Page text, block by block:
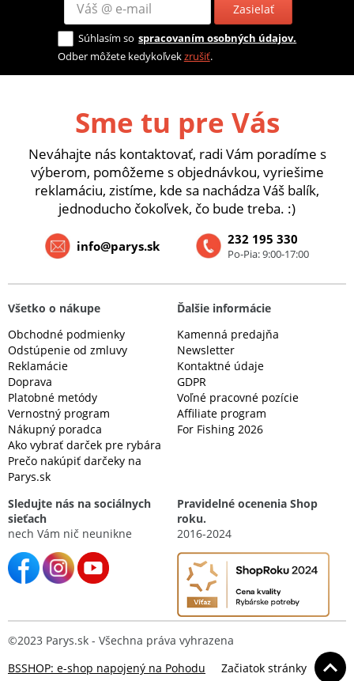
Zasielať
Súhlasím so spracovaním osobných údajov.
Odber môžete kedykoľvekzrušiť.
Sme tu pre Vás
Neváhajte nás kontaktovať, radi Vám poradíme s
výberom, pomôžeme s objednávkou, vyriešime
reklamáciu, zistíme, kde sa nachádza Váš balík,
jednoducho čokoľvek, čo bude treba. :)
232 195 330
Po-Pia: 9:00-17:00
info@parys.sk
Všetko o nákupe
Obchodné podmienky
Odstúpenie od zmluvy
Reklamácie
Doprava
Platobné metódy
Vernostný program
Nákupný poradca
Ako vybrať darček pre rybára
Prečo nakúpiť darčeky na
Parys.sk
Ďalšie informácie
Kamenná predajňa
Newsletter
Kontaktné údaje
GDPR
Voľné pracovné pozície
Affiliate program
For Fishing 2026
Sledujte nás na sociálnych
sieťach
nech Vám nič neunikne
Pravidelné ocenenia Shop
roku.
2016-2024
©2023 Parys.sk - Všechna práva vyhrazena
BSSHOP: e-shop napojený na Pohodu
Začiatok stránky